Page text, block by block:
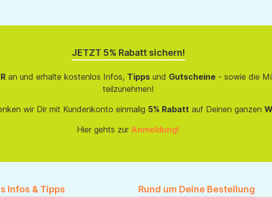
JETZT 5% Rabatt sichern!
an und erhalte kostenlos Infos, Tippsund Gutscheine- sowie die
teilzunehmen!
wir Dir mit Kundenkonto einmalig 5% Rabatt auf Deinen ganzen
Hier gehts zur Anmeldung!
Infos & Tipps Rund um Deine Bestellung